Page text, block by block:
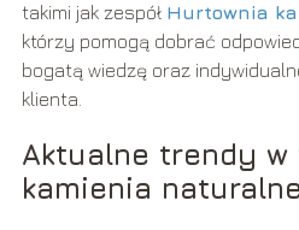
takimi jak zespół Hurtownia
którzy pomogą dobrać
bogatą wiedzę oraz
klienta.
Aktualne trendy
kamienia